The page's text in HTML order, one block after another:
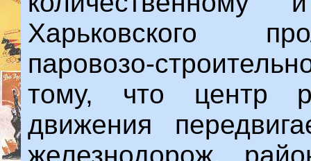
Харьковского
паровозо-
тому, что центр
движения